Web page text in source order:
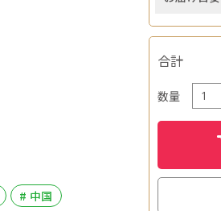
# 中国
合計
数量